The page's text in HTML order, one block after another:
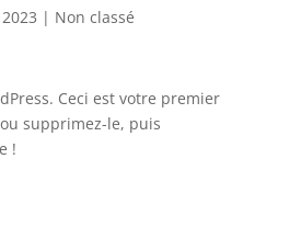
| Non classé
Ceci est votre premier
supprimez-le, puis
!